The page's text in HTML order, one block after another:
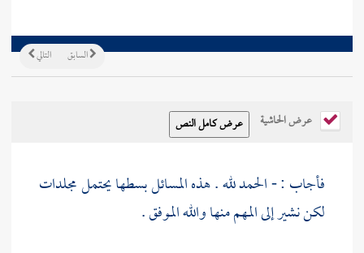
التالي السابق
عرض الحاشية
فأجاب : - الحمد لله . هذه المسائل بسطها يحتمل مجلدات
لكن نشير إلى المهم منها والله الموفق .